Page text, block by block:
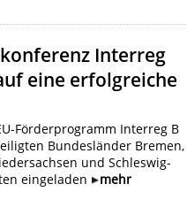
Interreg
eine erfolgreiche
Förderprogramm Interreg B
Bundesländer Bremen,
und Schleswig-
eingeladen
mehr